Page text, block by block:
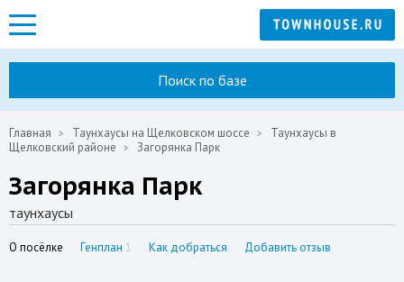
Поиск по базе
Главная Таунхаусы на Щелковском шоссе
Таунхаусы в
Щелковский районе
Загорянка Парк
Загорянка Парк
таунхаусы
О посёлке Генплан 1 Как добраться Добавить отзыв